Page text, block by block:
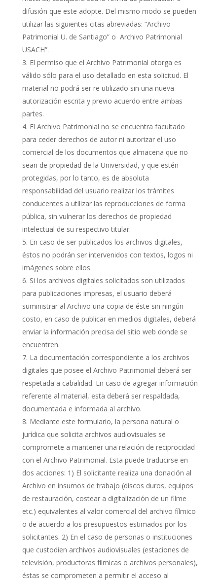
difusión que este adopte. Del mismo modo se pueden
utilizar las siguientes citas abreviadas: “Archivo
Patrimonial U. de Santiago” o Archivo Patrimonial
USACH”.
El permiso que el Archivo Patrimonial otorga es
válido sólo para el uso detallado en esta solicitud. El
material no podrá ser re utilizado sin una nueva
autorización escrita y previo acuerdo entre ambas
partes.
El Archivo Patrimonial no se encuentra facultado
para ceder derechos de autor ni autorizar el uso
comercial de los documentos que almacena que no
sean de propiedad de la Universidad, y que estén
protegidas, por lo tanto, es de absoluta
responsabilidad del usuario realizar los trámites
conducentes a utilizar las reproducciones de forma
pública, sin vulnerar los derechos de propiedad
intelectual de su respectivo titular.
En caso de ser publicados los archivos digitales,
éstos no podrán ser intervenidos con textos, logos ni
imágenes sobre ellos.
Si los archivos digitales solicitados son utilizados
para publicaciones impresas, el usuario deberá
suministrar al Archivo una copia de éste sin ningún
costo, en caso de publicar en medios digitales, deberá
enviar la información precisa del sitio web donde se
encuentren.
La documentación correspondiente a los archivos
digitales que posee el Archivo Patrimonial deberá ser
respetada a cabalidad. En caso de agregar información
referente al material, esta deberá ser respaldada,
documentada e informada al archivo.
Mediante este formulario, la persona natural o
jurídica que solicita archivos audiovisuales se
compromete a mantener una relación de reciprocidad
con el Archivo Patrimonial. Esta puede traducirse en
dos acciones: 1) El solicitante realiza una donación al
Archivo en insumos de trabajo (discos duros, equipos
de restauración, costear a digitalización de un filme
etc.) equivalentes al valor comercial del archivo fílmico
o de acuerdo a los presupuestos estimados por los
solicitantes. 2) En el caso de personas o instituciones
que custodien archivos audiovisuales (estaciones de
televisión, productoras fílmicas o archivos personales),
éstas se comprometen a permitir el acceso al